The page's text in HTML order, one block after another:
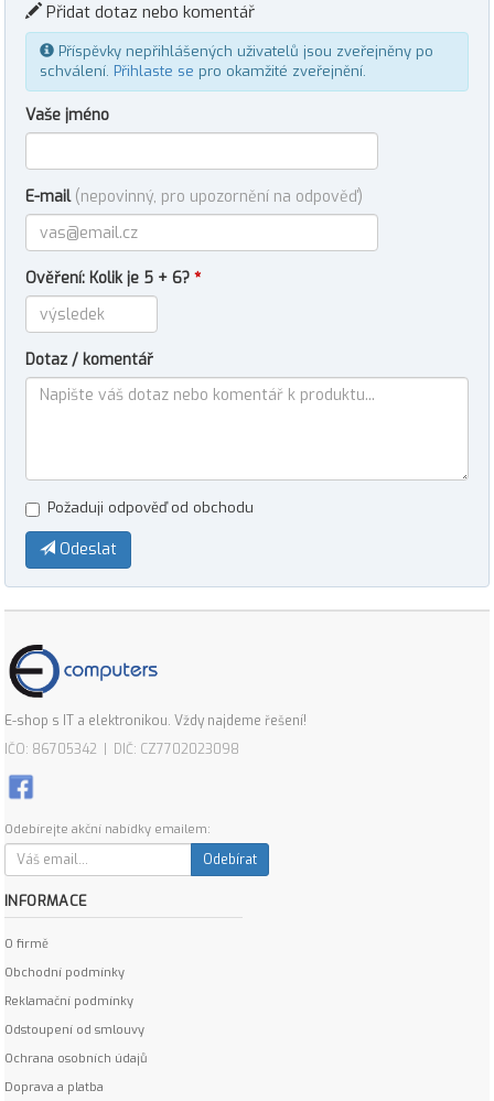
Přidat dotaz nebo komentář
Příspěvky nepřihlášených uživatelů jsou zveřejněny po
schválení. Přihlaste se pro okamžité zveřejnění.
Vaše jméno
E-mail (nepovinný, pro upozornění na odpověď)
Ověření: Kolik je 5 + 6? *
Dotaz / komentář
Požaduji odpověď od obchodu
Odeslat
E-shop s IT a elektronikou. Vždy najdeme řešení!
IČO: 86705342 | DIČ: CZ7702023098
Odebírejte akční nabídky emailem:
Odebírat
INFORMACE
O firmě
Obchodní podmínky
Reklamační podmínky
Odstoupení od smlouvy
Ochrana osobních údajů
Doprava a platba